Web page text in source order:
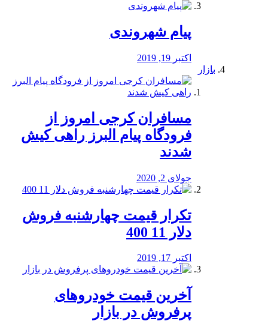
پیام شهروندی
اکتبر 19, 2019
بازار
مسافران کرجی امروز از
فرودگاه پیام البرز راهی کیش
شدند
جولای 2, 2020
تکرار قیمت چهارشنبه فروش
دلار 11 400
اکتبر 17, 2019
آخرین قیمت خودرو‌های
پرفروش در بازار